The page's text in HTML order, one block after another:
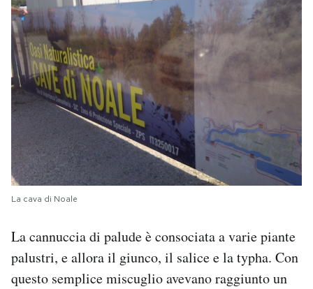
La cava di Noale
La cannuccia di palude è consociata a varie piante
palustri, e allora il giunco, il salice e la typha. Con
questo semplice miscuglio avevano raggiunto un